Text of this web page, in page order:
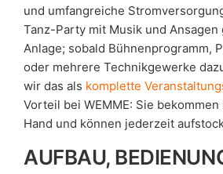
und umfangreiche
Tanz-Party mit Musik und
Anlage; sobald Bühnenprogramm,
oder mehrere Technikgewerke
wir das als komplette
Vorteil bei WEMME: Sie
Hand und können jederzeit
AUFBAU,